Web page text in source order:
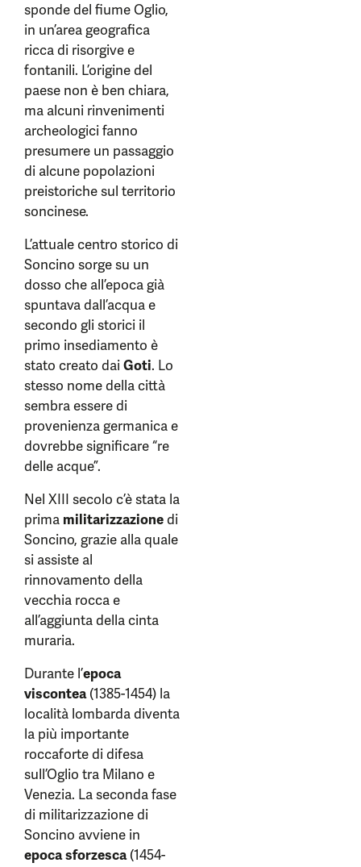
sponde del fiume Oglio,
in un’area geografica
ricca di risorgive e
fontanili. L’origine del
paese non è ben chiara,
ma alcuni rinvenimenti
archeologici fanno
presumere un passaggio
di alcune popolazioni
preistoriche sul territorio
soncinese.
L’attuale centro storico di
Soncino sorge su un
dosso che all’epoca già
spuntava dall’acqua e
secondo gli storici il
primo insediamento è
stato creato daiGoti. Lo
stesso nome della città
sembra essere di
provenienza germanica e
dovrebbe significare “re
delle acque”.
Nel XIII secolo c’è stata la
prima militarizzazionedi
Soncino, grazie alla quale
si assiste al
rinnovamento della
vecchia rocca e
all’aggiunta della cinta
muraria.
Durante l’epoca
viscontea(1385-1454) la
località lombarda diventa
la più importante
roccaforte di difesa
sull’Oglio tra Milano e
Venezia. La seconda fase
di militarizzazione di
Soncino avviene in
epoca sforzesca(1454-